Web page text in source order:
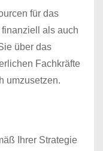
für das
als auch
über das
Fachkräfte
umzusetzen.
Ihrer Strategie